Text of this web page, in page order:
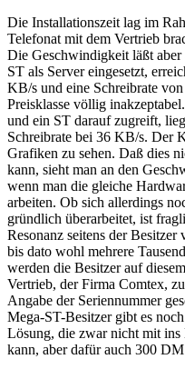
Die Installationszeit lag im
Telefonat mit dem Vertrieb
Die Geschwindigkeit läßt
ST als Server eingesetzt,
KB/s und eine Schreibrate
Preisklasse völlig
und ein ST darauf zugreift,
Schreibrate bei 36 KB/s. Der
Grafiken zu sehen. Daß dies
kann, sieht man an den
wenn man die gleiche
arbeiten. Ob sich allerdings
gründlich überarbeitet, ist
Resonanz seitens der
bis dato wohl mehrere
werden die Besitzer auf
Vertrieb, der Firma Comtex,
Angabe der Seriennummer
Mega-ST-Besitzer gibt es
Lösung, die zwar nicht mit
kann, aber dafür auch 300